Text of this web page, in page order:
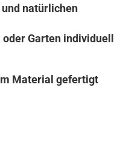
natürlichen
Garten individuell
Material gefertigt